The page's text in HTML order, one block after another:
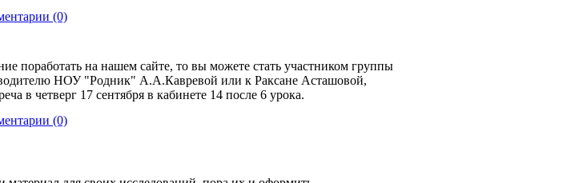
(0)
на нашем сайте, то вы можете стать участником группы
НОУ "Родник" А.А.Кавревой или к Раксане Асташовой,
в четверг 17 сентября в кабинете 14 после 6 урока.
(0)